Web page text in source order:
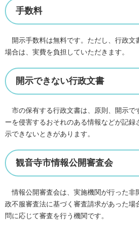
手数料
開示手数料は無料です。ただし、行政文
場合は、実費を負担していただきます。
開示できない行政文書
市の保有する行政文書は、原則、開示で
ーを侵害するおそれのある情報などが記録
示できないときがあります。
観音寺市情報公開審査会
情報公開審査会は、実施機関が行った非
政不服審査法に基づく審査請求があった場
問に応じて審査を行う機関です。